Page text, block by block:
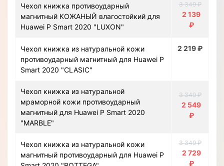
Чехол книжка противоударный
магнитный КОЖАНЫЙ влагостойкий для
Huawei P Smart 2020 "LUXON"
3 349 ₽
2 139
₽
Чехол книжка из натуральной кожи
противоударный магнитный для Huawei P
Smart 2020 "CLASIC"
2 219 ₽
Чехол книжка из натуральной
мраморной кожи противоударный
магнитный для Huawei P Smart 2020
"MARBLE"
3 349 ₽
2 549
₽
Чехол книжка из натуральной кожи
магнитный противоударный для Huawei P
3 349 ₽
2 729
₽